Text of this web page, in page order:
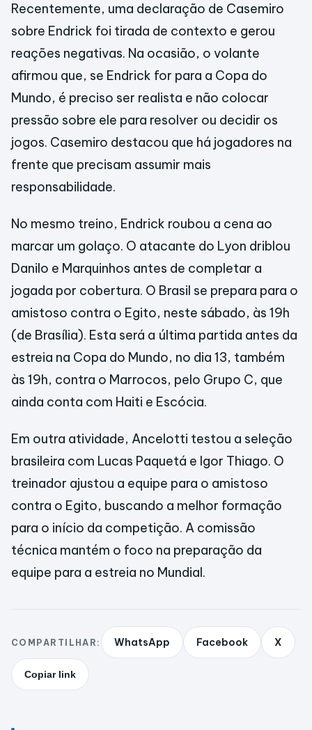
Recentemente, uma declaração de Casemiro
sobre Endrick foi tirada de contexto e gerou
reações negativas. Na ocasião, o volante
afirmou que, se Endrick for para a Copa do
Mundo, é preciso ser realista e não colocar
pressão sobre ele para resolver ou decidir os
jogos. Casemiro destacou que há jogadores na
frente que precisam assumir mais
responsabilidade.
No mesmo treino, Endrick roubou a cena ao
marcar um golaço. O atacante do Lyon driblou
Danilo e Marquinhos antes de completar a
jogada por cobertura. O Brasil se prepara para o
amistoso contra o Egito, neste sábado, às 19h
(de Brasília). Esta será a última partida antes da
estreia na Copa do Mundo, no dia 13, também
às 19h, contra o Marrocos, pelo Grupo C, que
ainda conta com Haiti e Escócia.
Em outra atividade, Ancelotti testou a seleção
brasileira com Lucas Paquetá e Igor Thiago. O
treinador ajustou a equipe para o amistoso
contra o Egito, buscando a melhor formação
para o início da competição. A comissão
técnica mantém o foco na preparação da
equipe para a estreia no Mundial.
COMPARTILHAR: WhatsApp Facebook X
Copiar link